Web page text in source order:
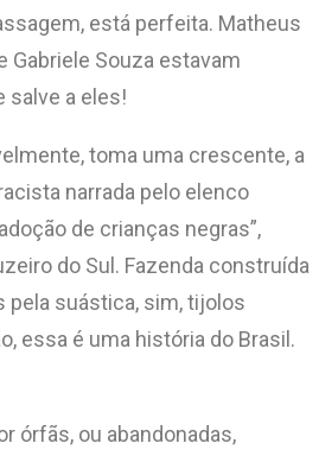
está perfeita. Matheus
Gabriele Souza estavam
salve a eles!
toma uma crescente, a
narrada pelo elenco
de crianças negras”,
do Sul. Fazenda construída
pela suástica, sim, tijolos
essa é uma história do Brasil.
órfãs, ou abandonadas,